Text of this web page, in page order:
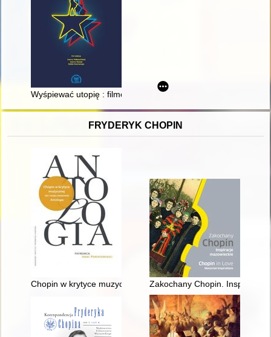
Wyśpiewać utopię : filmowe retromusicale Janusza
FRYDERYK CHOPIN
Chopin w krytyce muzycznej (do I wojny światowej). Antologia
Zakochany Chopin. Inspiracje